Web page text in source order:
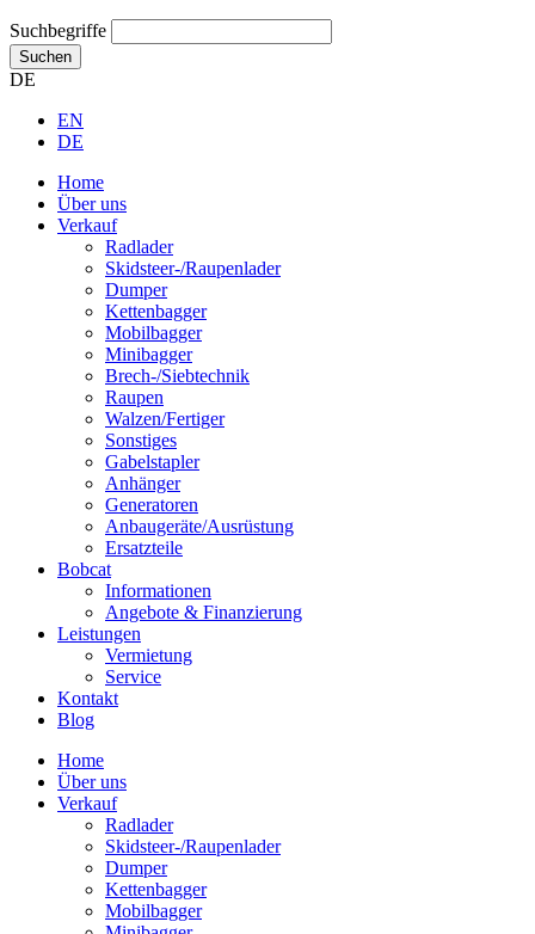
Suchbegriffe
Suchen
DE
EN
DE
Home
Über uns
Verkauf
Radlader
Skidsteer-/Raupenlader
Dumper
Kettenbagger
Mobilbagger
Minibagger
Brech-/Siebtechnik
Raupen
Walzen/Fertiger
Sonstiges
Gabelstapler
Anhänger
Generatoren
Anbaugeräte/Ausrüstung
Ersatzteile
Bobcat
Informationen
Angebote & Finanzierung
Leistungen
Vermietung
Service
Kontakt
Blog
Home
Über uns
Verkauf
Radlader
Skidsteer-/Raupenlader
Dumper
Kettenbagger
Mobilbagger